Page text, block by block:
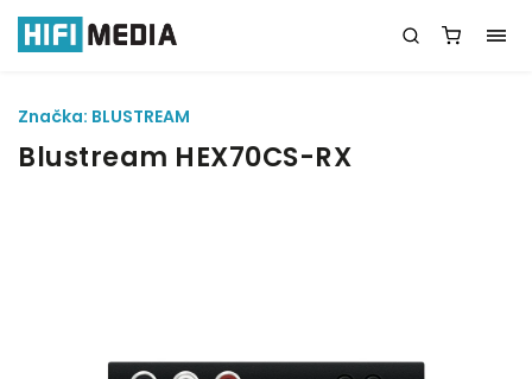
Blustream HEX70CS-RX
Značka: BLUSTREAM